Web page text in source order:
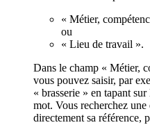
« Métier,
ou
« Lieu de travail ».
Dans le champ « Métier,
vous pouvez saisir, par
« brasserie » en tapant
mot. Vous recherchez
directement sa référence,